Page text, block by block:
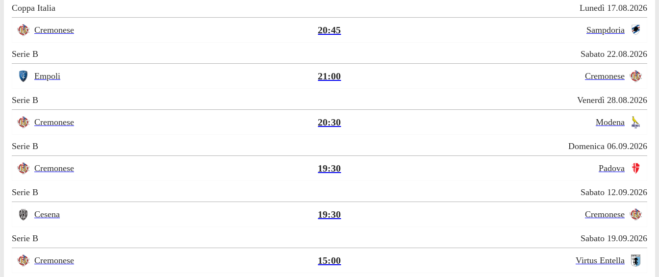
Coppa Italia Lunedì 17.08.2026
Cremonese 20:45 Sampdoria
Serie B Sabato 22.08.2026
Empoli 21:00 Cremonese
Serie B Venerdì 28.08.2026
Cremonese 20:30 Modena
Serie B Domenica 06.09.2026
Cremonese 19:30 Padova
Serie B Sabato 12.09.2026
Cesena 19:30 Cremonese
Serie B Sabato 19.09.2026
Cremonese 15:00 Virtus Entella